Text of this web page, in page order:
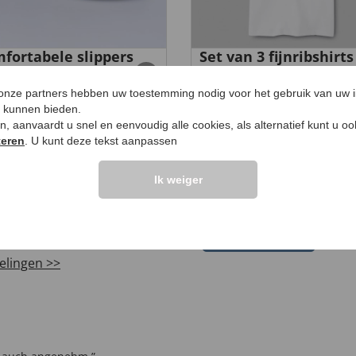
slippers
99 €
Set van 3 fijnribshirts
34, 99 €
ZEGGEN
>>
UW
partners hebben uw toestemming nodig voor het gebruik van uw
bieden.
aanvaardt u snel en eenvoudig alle cookies, als alternatief kunt u
. U kunt deze tekst aanpassen
Ik weiger